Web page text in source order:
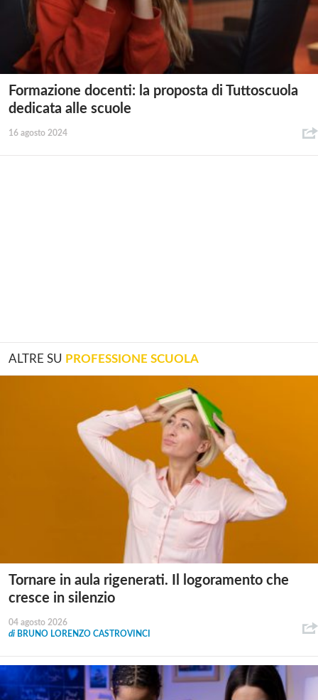
Formazione docenti: la proposta di Tuttoscuola
dedicata alle scuole
16 agosto 2024
ALTRE SU PROFESSIONE SCUOLA
Tornare in aula rigenerati. Il logoramento che
cresce in silenzio
04 agosto 2026
di BRUNO LORENZO CASTROVINCI